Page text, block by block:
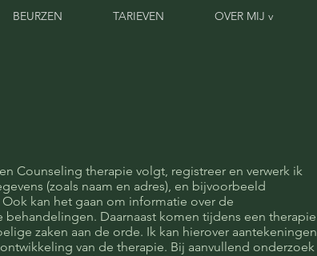
BEURZEN TARIEVEN OVER MIJ v
Counseling therapie volgt, registreer en verwerk ik
(zoals naam en adres), en bijvoorbeeld
kan het gaan om informatie over de
Daarnaast komen tijdens een therapie
zaken aan de orde. Ik kan hierover aantekeningen
van de therapie. Bij aanvullend onderzoek